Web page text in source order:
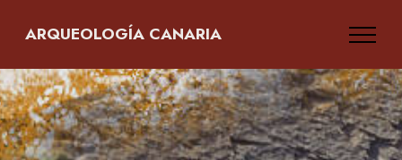
ARQUEOLOGÍA CANARIA